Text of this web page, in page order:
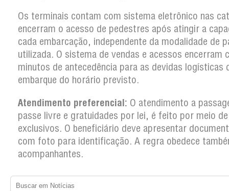
Os terminais contam com sistema eletrônico nas
encerram o acesso de pedestres após atingir a
cada embarcação, independente da modalidade de
utilizada. O sistema de vendas e acessos encerram
minutos de antecedência para as devidas logísticas
embarque do horário previsto.
Atendimento preferencial: O atendimento a
passe livre e gratuidades por lei, é feito por meio
exclusivos. O beneficiário deve apresentar
com foto para identificação. A regra obedece
acompanhantes.